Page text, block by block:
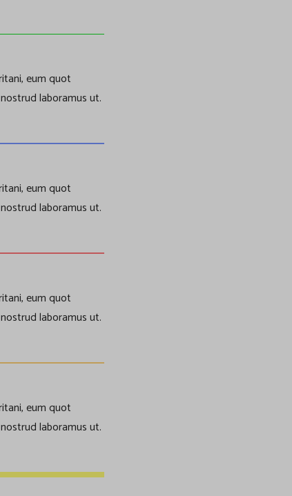
eum quot
laboramus ut.
eum quot
laboramus ut.
eum quot
laboramus ut.
eum quot
laboramus ut.